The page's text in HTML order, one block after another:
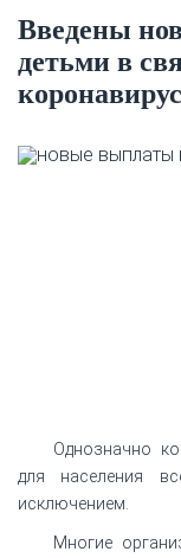
Введены
детьми в
Однозначно
для населения
исключением.
Многие